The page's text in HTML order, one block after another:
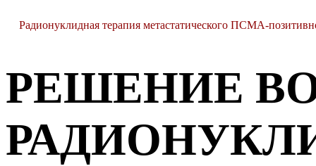
Радионуклидная терапия метастатического ПСМА-
РЕШЕНИЕ